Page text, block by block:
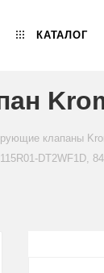
КАТАЛОГ
клапаны
DT2WF1D,